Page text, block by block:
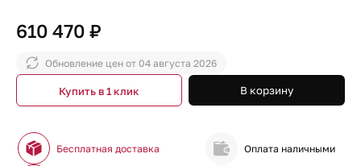
610 470 ₽
Обновление цен от 04 августа 2026
В корзину
Купить в 1 клик
Бесплатная доставка Оплата наличными